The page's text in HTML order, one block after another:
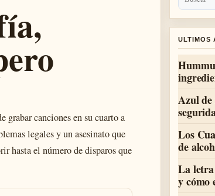
grabar canciones en su cuarto a
legales y un asesinato que
hasta el número de disparos que
ULTIMOS
Azul de
Los
de
La
y cómo